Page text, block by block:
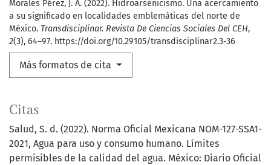
Morales Pérez, J. A. (2022). Hidroarsenicismo. Una acercamiento
a su significado en localidades emblemáticas del norte de
México. Transdisciplinar. Revista De Ciencias Sociales Del CEH,
2(3), 64–97. https://doi.org/10.29105/transdisciplinar2.3-36
Más formatos de cita
Citas
Salud, S. d. (2022). Norma Oficial Mexicana NOM-127-SSA1-
2021, Agua para uso y consumo humano. Límites
permisibles de la calidad del agua. México: Diario Oficial